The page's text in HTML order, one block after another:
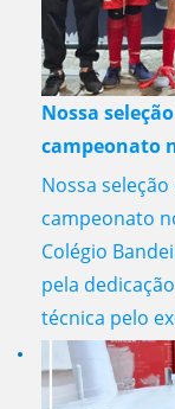
Nossa
campeonato
Nossa
campeonato
Colégio
pela
técnica pelo